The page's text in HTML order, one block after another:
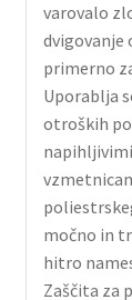
varovalo
dvigovanje
primerno
Uporablja
otroških
močno in
hitro
Zaščita za